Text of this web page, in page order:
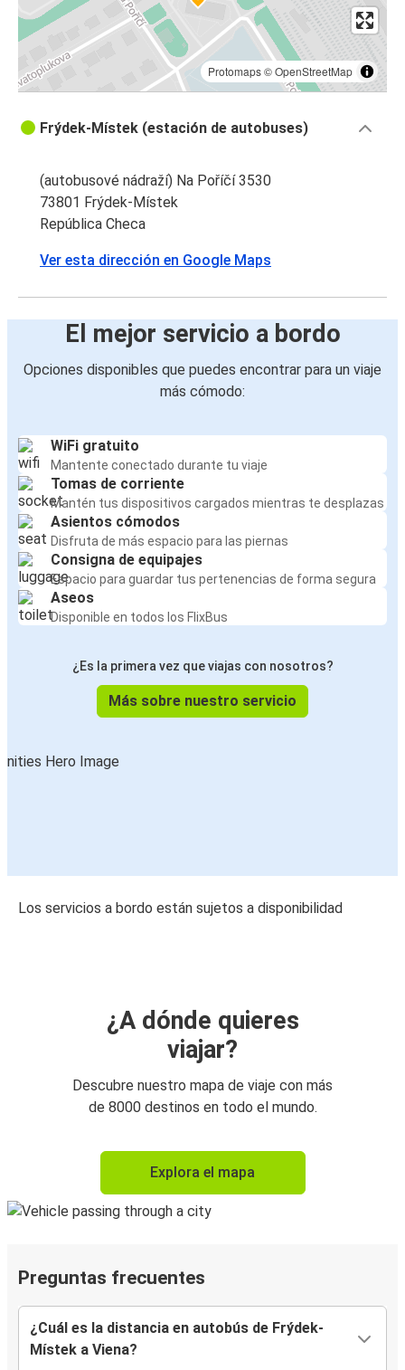
Protomaps©OpenStreetMap
Frýdek-Místek (estación de autobuses)
(autobusové nádraží) Na Poříčí 3530
73801 Frýdek-Místek
República Checa
Ver esta dirección en Google Maps
El mejor servicio a bordo
Opciones disponibles que puedes encontrar para un viaje
más cómodo:
WiFi gratuito
Mantente conectado durante tu viaje
Tomas de corriente
Mantén tus dispositivos cargados mientras te desplazas
Asientos cómodos
Disfruta de más espacio para las piernas
Consigna de equipajes
Espacio para guardar tus pertenencias de forma segura
Aseos
Disponible en todos los FlixBus
¿Es la primera vez que viajas con nosotros?
Más sobre nuestro servicio
Los servicios a bordo están sujetos a disponibilidad
¿A dónde quieres
viajar?
Descubre nuestro mapa de viaje con más
de 8000 destinos en todo el mundo.
Explora el mapa
Preguntas frecuentes
¿Cuál es la distancia en autobús de Frýdek-
Místek a Viena?